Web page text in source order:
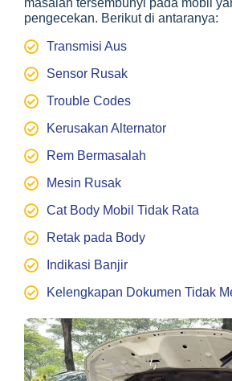
pengecekan. Berikut di antaranya:
Transmisi Aus
Sensor Rusak
Trouble Codes
Kerusakan Alternator
Rem Bermasalah
Mesin Rusak
Cat Body Mobil Tidak Rata
Retak pada Body
Indikasi Banjir
Kelengkapan Dokumen Tidak